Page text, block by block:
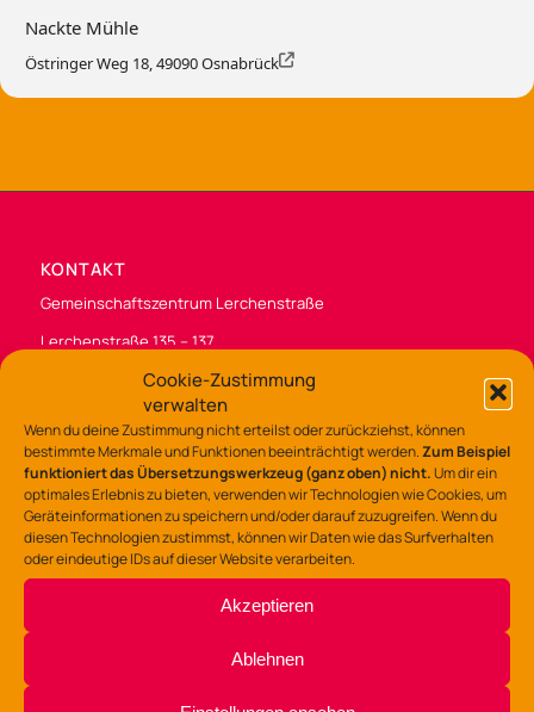
Cookie-Zustimmung
verwalten
Wenn du deine Zustimmung nicht erteilst oder zurückziehst, können
bestimmte Merkmale und Funktionen beeinträchtigt werden.Zum Beispiel
funktioniert das Übersetzungswerkzeug (ganz oben) nicht.Um dir ein
optimales Erlebnis zu bieten, verwenden wir Technologien wie Cookies, um
Geräteinformationen zu speichern und/oder darauf zuzugreifen. Wenn du
diesen Technologien zustimmst, können wir Daten wie das Surfverhalten
oder eindeutige IDs auf dieser Website verarbeiten.
Akzeptieren
Ablehnen
Nackte Mühle
Östringer Weg 18, 49090 Osnabrück
KONTAKT
Gemeinschaftszentrum Lerchenstraße
Lerchenstraße 135 – 137
Tel.: 0541/323-7530
gz-lerchenstr@osnabrueck.de